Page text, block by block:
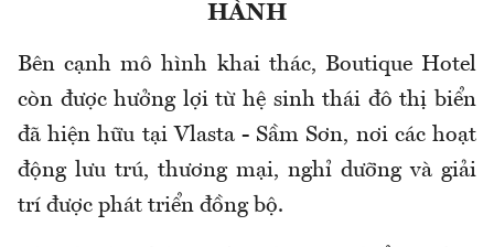
HÀNH
Bên cạnh mô hình khai thác, Boutique Hotel
còn được hưởng lợi từ hệ sinh thái đô thị biển
đã hiện hữu tại Vlasta - Sầm Sơn, nơi các hoạt
động lưu trú, thương mại, nghỉ dưỡng và giải
trí được phát triển đồng bộ.